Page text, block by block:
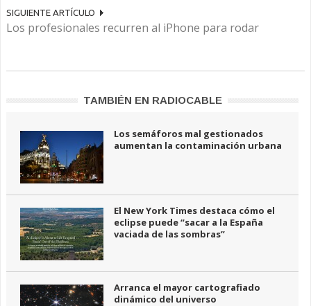
SIGUIENTE ARTÍCULO
Los profesionales recurren al iPhone para rodar
TAMBIÉN EN RADIOCABLE
Los semáforos mal gestionados
aumentan la contaminación urbana
El New York Times destaca cómo el
eclipse puede “sacar a la España
vaciada de las sombras”
Arranca el mayor cartografiado
dinámico del universo